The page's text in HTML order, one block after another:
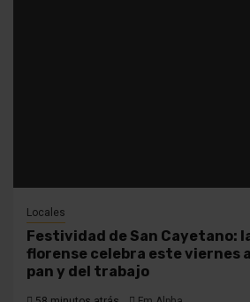
Locales
Festividad de San Cayetano:
florense celebra este viernes
pan y del trabajo